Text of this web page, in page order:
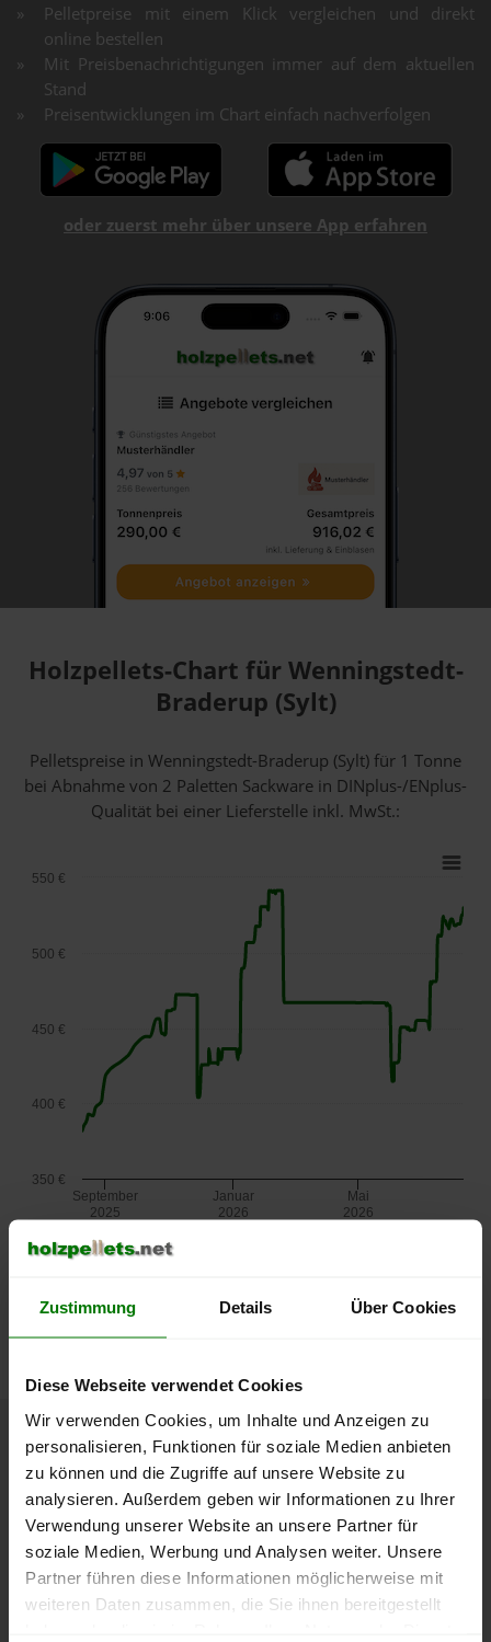
Zustimmung Details Über Cookies
Diese Webseite verwendet Cookies
Wir verwenden Cookies, um Inhalte und Anzeigen zu
personalisieren, Funktionen für soziale Medien anbieten
zu können und die Zugriffe auf unsere Website zu
analysieren. Außerdem geben wir Informationen zu Ihrer
Verwendung unserer Website an unsere Partner für
soziale Medien, Werbung und Analysen weiter. Unsere
Partner führen diese Informationen möglicherweise mit
weiteren Daten zusammen, die Sie ihnen bereitgestellt
Pelletpreise mit einem Klick vergleichen und direkt
online bestellen
Mit Preisbenachrichtigungen immer auf dem aktuellen
Stand
Preisentwicklungen im Chart einfach nachverfolgen
oder zuerst mehr über unsere App erfahren
Holzpellets-Chart für Wenningstedt-
Braderup (Sylt)
Pelletspreise in Wenningstedt-Braderup (Sylt) für 1 Tonne
bei Abnahmevon 2 Paletten Sackware in DINplus-/ENplus-
Qualität bei einer Lieferstelle inkl. MwSt.:
September
2025
Januar
2026
Mai
2026
350 €
400 €
450 €
500 €
550 €
können Sie jederzeit auf unserer
Pelletspreise-Seite
Höchst- und Tiefststände der
Pelletspreise in Wenningstedt-
Braderup (Sylt)
Die Tabelle zeigt dieHöchst- und Tiefststände der
Pelletspreise für Holzpellets Sackware. Das